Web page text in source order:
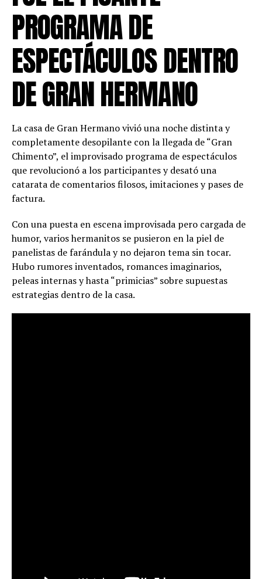
PROGRAMA DE
ESPECTÁCULOS DENTRO
DE GRAN HERMANO
La casa de Gran Hermano vivió una noche distinta y
completamente desopilante con la llegada de “Gran
Chimento”, el improvisado programa de espectáculos
que revolucionó a los participantes y desató una
catarata de comentarios filosos, imitaciones y pases de
factura.
Con una puesta en escena improvisada pero cargada de
humor, varios hermanitos se pusieron en la piel de
panelistas de farándula y no dejaron tema sin tocar.
Hubo rumores inventados, romances imaginarios,
peleas internas y hasta “primicias” sobre supuestas
estrategias dentro de la casa.